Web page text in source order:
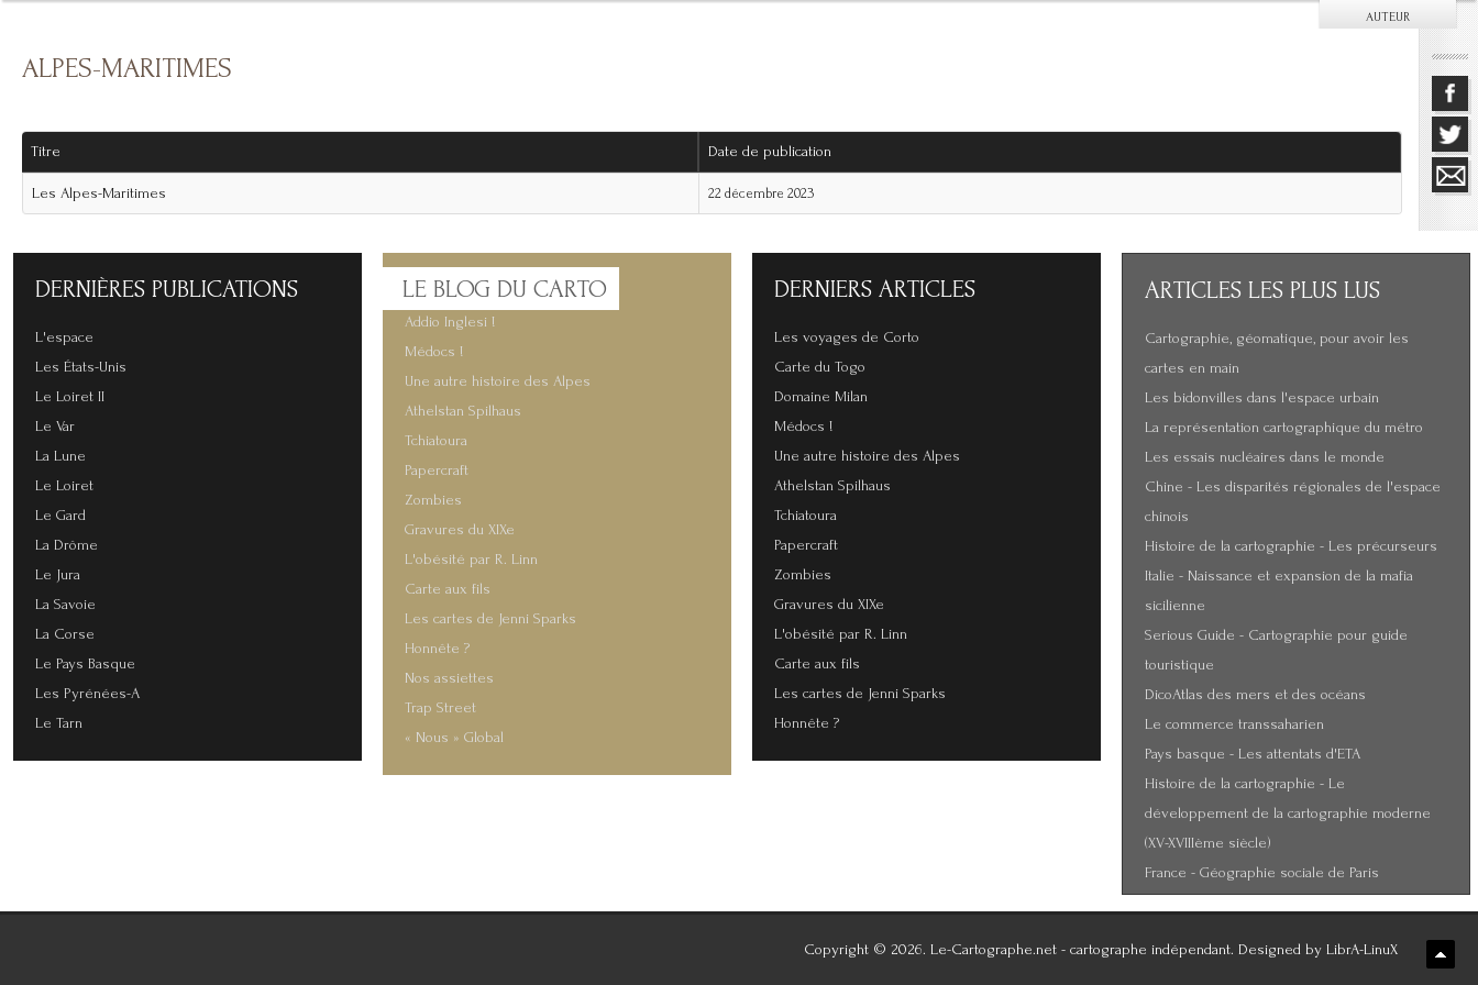
AUTEUR
ALPES-MARITIMES
Titre Date de publication
Les Alpes-Maritimes 22 décembre 2023
DERNIÈRES PUBLICATIONS
L'espace
Les États-Unis
Le Loiret II
Le Var
La Lune
Le Loiret
Le Gard
La Drôme
Le Jura
La Savoie
La Corse
Le Pays Basque
Les Pyrénées-A
Le Tarn
LE BLOG DU CARTO
Addio Inglesi !
Médocs !
Une autre histoire des Alpes
Athelstan Spilhaus
Tchiatoura
Papercraft
Zombies
Gravures du XIXe
L'obésité par R. Linn
Carte aux fils
Les cartes de Jenni Sparks
Honnête ?
Nos assiettes
Trap Street
« Nous » Global
DERNIERS ARTICLES
Les voyages de Corto
Carte du Togo
Domaine Milan
Médocs !
Une autre histoire des Alpes
Athelstan Spilhaus
Tchiatoura
Papercraft
Zombies
Gravures du XIXe
L'obésité par R. Linn
Carte aux fils
Les cartes de Jenni Sparks
Honnête ?
ARTICLES LES PLUS LUS
Cartographie, géomatique, pour avoir les
cartes en main
Les bidonvilles dans l'espace urbain
La représentation cartographique du métro
Les essais nucléaires dans le monde
Chine - Les disparités régionales de l'espace
chinois
Histoire de la cartographie - Les précurseurs
Italie - Naissance et expansion de la mafia
sicilienne
Serious Guide - Cartographie pour guide
touristique
DicoAtlas des mers et des océans
Le commerce transsaharien
Pays basque - Les attentats d'ETA
Histoire de la cartographie - Le
développement de la cartographie moderne
(XV-XVIIIème siècle)
France - Géographie sociale de Paris
Copyright © 2026. Le-Cartographe.net - cartographe indépendant. Designed by LibrA-LinuX